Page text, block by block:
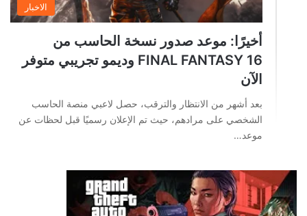
الاخبار
أخيرًا: موعد صدور نسخة الحاسب من
FINAL FANTASY 16 وديمو تجريبي متوفر
الآن
بعد أشهر من الانتظار والترقب، حصل لاعبي منصة الحاسب
الشخصي على مرادهم، حيث تم الإعلان رسميًا قبل لحظات عن
موعد…